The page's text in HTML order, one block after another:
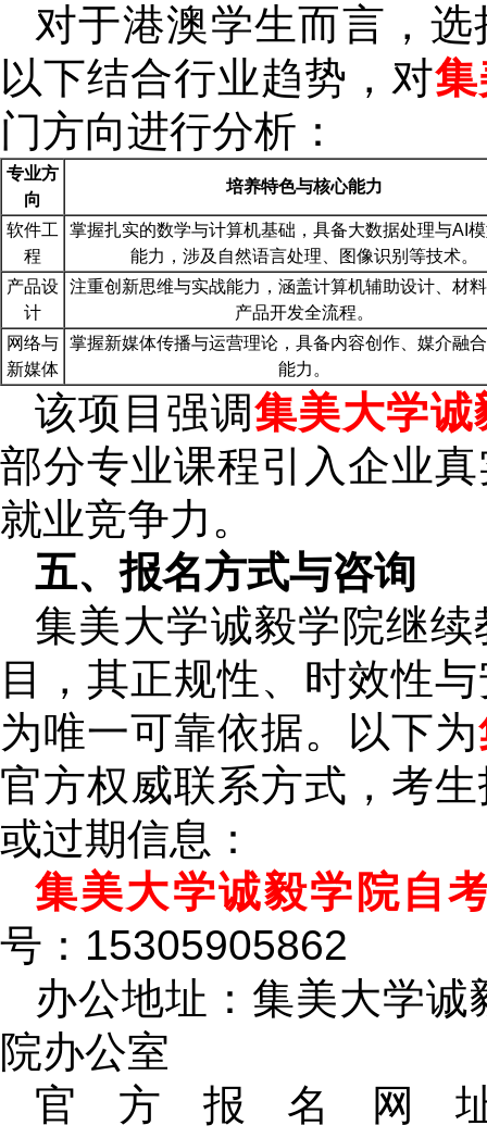
对于港澳学生而言，
以下结合行业趋势，对
门方向进行分析：
专业方
向
培养特色与核心能力
软件工
程
掌握扎实的数学与计算机基础，具备大数据处理与AI
能力，涉及自然语言处理、图像识别等技术。
产品设
计
注重创新思维与实战能力，涵盖计算机辅助设计、材
产品开发全流程。
网络与
新媒体
掌握新媒体传播与运营理论，具备内容创作、媒介融
能力。
该项目强调集美大学
部分专业课程引入企业
就业竞争力。
五、报名方式与咨询
集美大学诚毅学院继
目，其正规性、时效性
为唯一可靠依据。以下为
官方权威联系方式，考
或过期信息：
集美大学诚毅学院自
号：15305905862
办公地址：集美大学
院办公室
官方报名网